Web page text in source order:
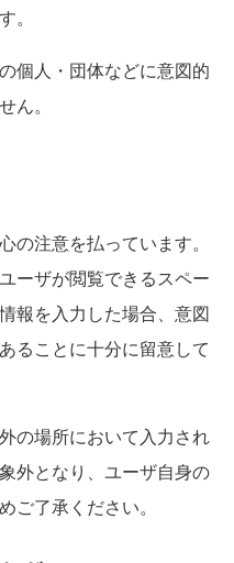
。
個人・団体などに意図的
ん。
の注意を払っています。
ーザが閲覧できるスペー
報を入力した場合、意図
ることに十分に留意して
の場所において入力され
外となり、ユーザ自身の
ご了承ください。